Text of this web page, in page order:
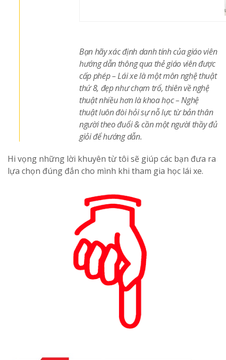
Bạn hãy xác định danh tính của giáo viên
hướng dẫn thông qua thẻ giáo viên được
cấp phép – Lái xe là một môn nghệ thuật
thứ 8, đẹp như chạm trổ, thiên về nghệ
thuật nhiều hơn là khoa học – Nghệ
thuật luôn đòi hỏi sự nỗ lực từ bản thân
người theo đuổi & cần một người thầy đủ
giỏi để hướng dẫn.
Hi vọng những lời khuyên từ tôi sẽ giúp các bạn đưa ra
lựa chọn đúng đắn cho mình khi tham gia học lái xe.